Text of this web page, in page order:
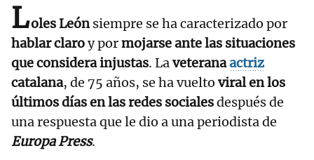
Loles Leónsiempre se ha caracterizado por
hablar claroy pormojarse ante las situaciones
que considera injustas. Laveteranaactriz
catalana, de 75 años, se ha vuelto viral en los
últimos días en las redes socialesdespués de
una respuesta que le dio a una periodista de
Europa Press.